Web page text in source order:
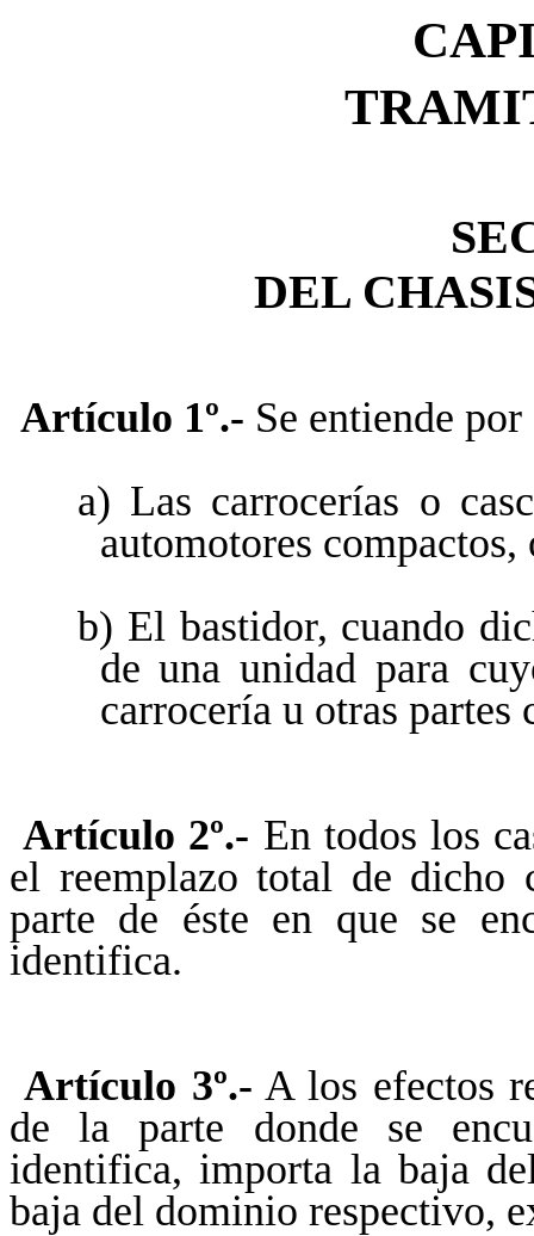
DEL
Artículo 1º.- Se entiende por
a) Las carrocerías o
automotores compactos,
b) El bastidor, cuando
de una unidad para
carrocería u otras partes
Artículo 2º.- En todos los
el reemplazo total de dicho
parte de éste en que se
identifica.
Artículo 3º.- A los efectos
de la parte donde se
identifica, importa la baja
baja del dominio respectivo,